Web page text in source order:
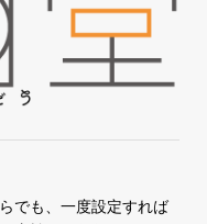
でも、一度設定すれば